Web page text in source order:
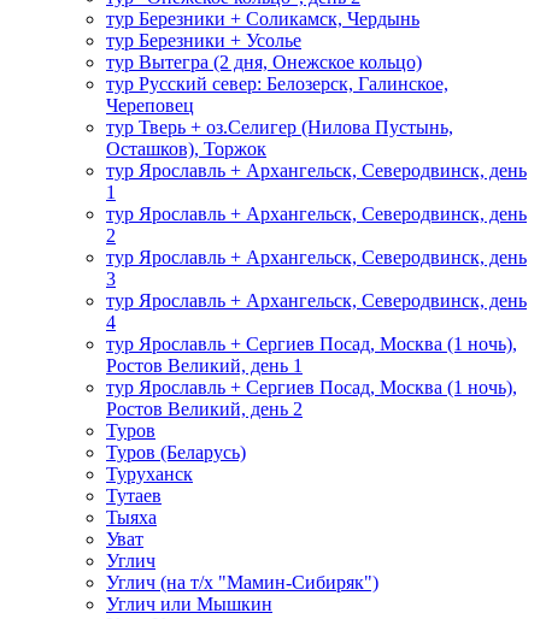
тур Березники + Соликамск, Чердынь
тур Березники + Усолье
тур Вытегра (2 дня, Онежское кольцо)
тур Русский север: Белозерск, Галинское,
Череповец
тур Тверь + оз.Селигер (Нилова Пустынь,
Осташков), Торжок
тур Ярославль + Архангельск, Северодвинск, день
1
тур Ярославль + Архангельск, Северодвинск, день
2
тур Ярославль + Архангельск, Северодвинск, день
3
тур Ярославль + Архангельск, Северодвинск, день
4
тур Ярославль + Сергиев Посад, Москва (1 ночь),
Ростов Великий, день 1
тур Ярославль + Сергиев Посад, Москва (1 ночь),
Ростов Великий, день 2
Туров
Туров (Беларусь)
Туруханск
Тутаев
Тыяха
Уват
Углич
Углич (на т/х "Мамин-Сибиряк")
Углич или Мышкин